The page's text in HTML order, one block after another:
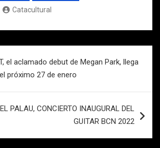
Catacultural
el aclamado debut de Megan Park, llega
próximo 27 de enero
PALAU, CONCIERTO INAUGURAL DEL
GUITAR BCN 2022